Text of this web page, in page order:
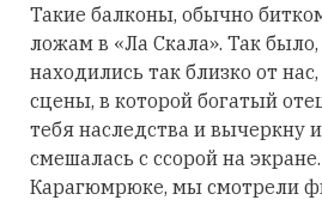
Такие балконы, обычно
ложам в «Ла Скала». Так
находились так близко от
сцены, в которой богатый
тебя наследства и вычеркну
смешалась с ссорой на
Карагюмрюке, мы смотрели